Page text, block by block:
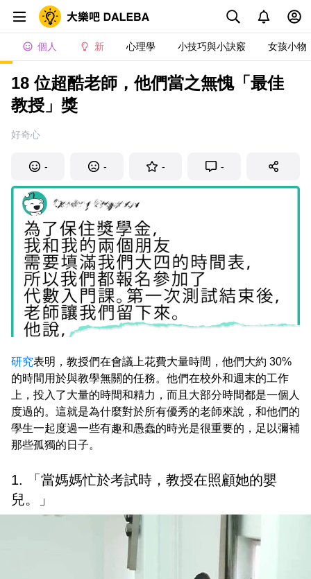
個人 新 心理學 小技巧與小訣竅 女孩小物
18 位超酷老師，他們當之無愧「最佳
教授」獎
好奇心
- - - -
研究表明，教授們在會議上花費大量時間，他們大約 30%
的時間用於與教學無關的任務。他們在校外和週末的工作
上，投入了大量的時間和精力，而且大部分時間都是一個人
度過的。這就是為什麼對於所有優秀的老師來說，和他們的
學生一起度過一些有趣和愚蠢的時光是很重要的，足以彌補
那些孤獨的日子。
1. 「當媽媽忙於考試時，教授在照顧她的嬰
兒。」